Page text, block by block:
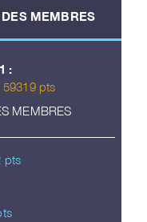
DES MEMBRES
:
59319 pts
MEMBRES
pts